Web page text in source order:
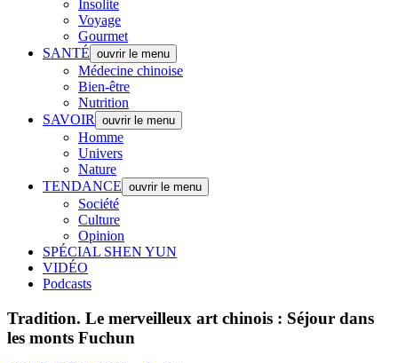
Insolite
Voyage
Gourmet
SANTÉ ouvrir le menu
Médecine chinoise
Bien-être
Nutrition
SAVOIR
ouvrir le menu
Homme
Univers
Nature
TENDANCE ouvrir le menu
Société
Culture
Opinion
SPÉCIAL SHEN YUN
VIDÉO
Podcasts
Tradition. Le merveilleux art chinois : Séjour dans
les monts Fuchun